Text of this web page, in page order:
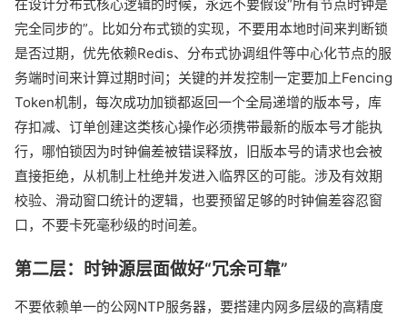
在设计分布式核心逻辑的时候，永远不要假设“所有节点时钟是
完全同步的”。比如分布式锁的实现，不要用本地时间来判断锁
是否过期，优先依赖Redis、分布式协调组件等中心化节点的服
务端时间来计算过期时间；关键的并发控制一定要加上Fencing
Token机制，每次成功加锁都返回一个全局递增的版本号，库
存扣减、订单创建这类核心操作必须携带最新的版本号才能执
行，哪怕锁因为时钟偏差被错误释放，旧版本号的请求也会被
直接拒绝，从机制上杜绝并发进入临界区的可能。涉及有效期
校验、滑动窗口统计的逻辑，也要预留足够的时钟偏差容忍窗
口，不要卡死毫秒级的时间差。
第二层：时钟源层面做好“冗余可靠”
不要依赖单一的公网NTP服务器，要搭建内网多层级的高精度